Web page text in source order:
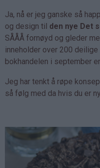
Ja, nå er jeg ganske så
og design til den nye Det
SÅÅÅ fornøyd og gleder
inneholder over 200
bokhandelen i september
Jeg har tenkt å røpe
så følg med da hvis du er